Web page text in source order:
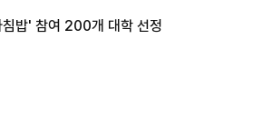
밥' 참여 200개 대학 선정